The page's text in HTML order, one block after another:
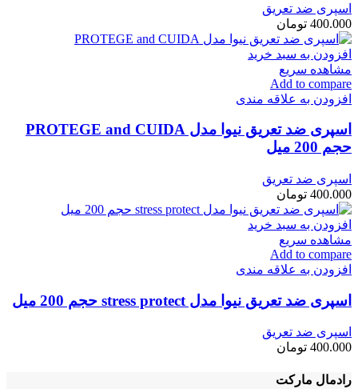
اسپری ضد تعریق
400.000 تومان
افزودن به سبد خرید
مشاهده سریع
Add to compare
افزودن به علاقه مندی
اسپری ضد تعریق نیوا مدل PROTEGE and CUIDA
حجم 200 میل
اسپری ضد تعریق
400.000 تومان
افزودن به سبد خرید
مشاهده سریع
Add to compare
افزودن به علاقه مندی
اسپری ضد تعریق نیوا مدل stress protect حجم 200 میل
اسپری ضد تعریق
400.000 تومان
رادمال مارکت